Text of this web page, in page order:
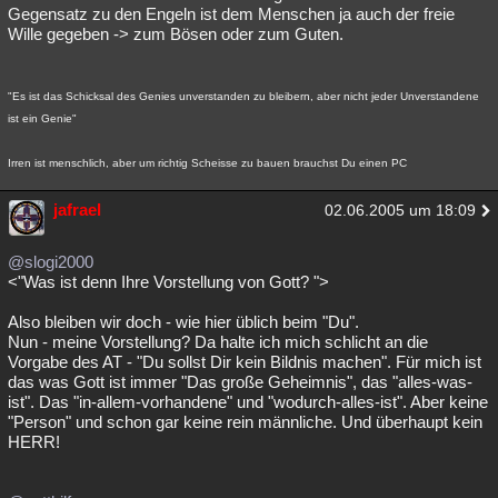
Gegensatz zu den Engeln ist dem Menschen ja auch der freie
Wille gegeben -> zum Bösen oder zum Guten.
"Es ist das Schicksal des Genies unverstanden zu bleibern, aber nicht jeder Unverstandene
ist ein Genie"
Irren ist menschlich, aber um richtig Scheisse zu bauen brauchst Du einen PC
jafrael 02.06.2005 um 18:09
@slogi2000
<"Was ist denn Ihre Vorstellung von Gott? ">
Also bleiben wir doch - wie hier üblich beim "Du".
Nun - meine Vorstellung? Da halte ich mich schlicht an die
Vorgabe des AT - "Du sollst Dir kein Bildnis machen". Für mich ist
das was Gott ist immer "Das große Geheimnis", das "alles-was-
ist". Das "in-allem-vorhandene" und "wodurch-alles-ist". Aber keine
"Person" und schon gar keine rein männliche. Und überhaupt kein
HERR!